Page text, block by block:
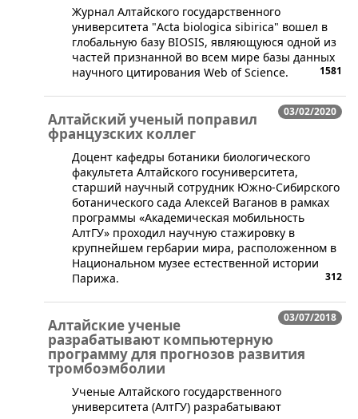
​Журнал Алтайского государственного
университета "Acta biologica sibirica" вошел в
глобальную базу BIOSIS, являющуюся одной из
частей признанной во всем мире базы данных
научного цитирования Web of Science.
1581
03/02/2020
Алтайский ученый поправил
французских коллег
​Доцент кафедры ботаники биологического
факультета Алтайского госуниверситета,
старший научный сотрудник Южно-Сибирского
ботанического сада Алексей Ваганов в рамках
программы «Академическая мобильность
АлтГУ» проходил научную стажировку в
крупнейшем гербарии мира, расположенном в
Национальном музее естественной истории
Парижа.
312
03/07/2018
Алтайские ученые
разрабатывают компьютерную
программу для прогнозов развития
тромбоэмболии
​Ученые Алтайского государственного
университета (АлтГУ) разрабатывают